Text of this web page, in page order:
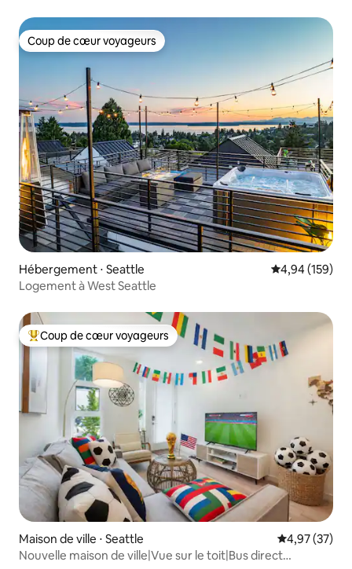
Coup de cœur voyageurs
Coup de cœur voyageurs
Hébergement ⋅ Seattle Évaluation
4,94 (159)
Logement à West Seattle
Coups de cœur voyageurs les plus appréciés
Coup de cœur voyageurs
Maison de ville ⋅ Seattle Évaluation
4,97 (37)
Nouvelle maison de ville|Vue sur le toit|Bus direct